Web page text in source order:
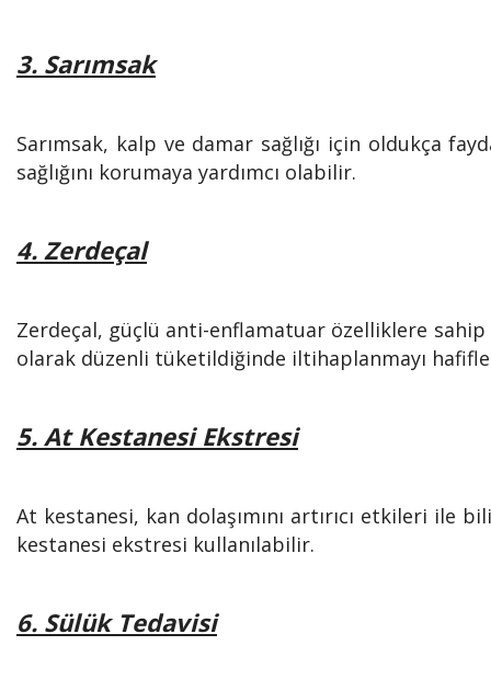
3. Sarımsak
Sarımsak, kalp ve damar sağlığı için oldukça
sağlığını korumaya yardımcı olabilir.
4. Zerdeçal
Zerdeçal, güçlü anti-enflamatuar özelliklere sahip
olarak düzenli tüketildiğinde iltihaplanmayı
5. At Kestanesi Ekstresi
At kestanesi, kan dolaşımını artırıcı etkileri ile
kestanesi ekstresi kullanılabilir.
6. Sülük Tedavisi